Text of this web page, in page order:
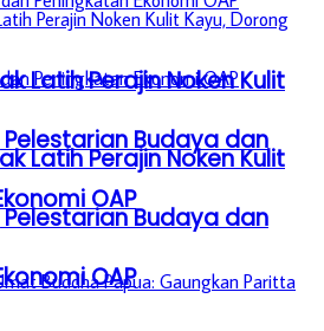
Latih Perajin Noken Kulit
Budaya dan
OAP
Latih Perajin Noken Kulit
Budaya dan
OAP